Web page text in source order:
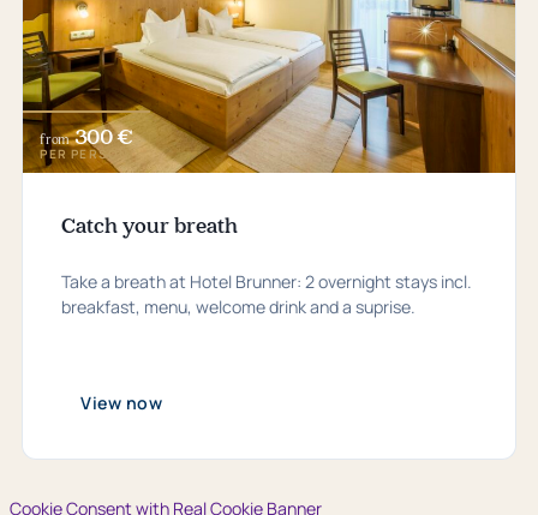
from 300 €
PER PERSON
Catch your breath
Take a breath at Hotel Brunner: 2 overnight stays incl.
breakfast, menu, welcome drink and a suprise.
View now
Cookie Consent with Real Cookie Banner